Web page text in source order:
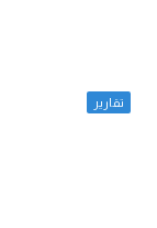
تقارير